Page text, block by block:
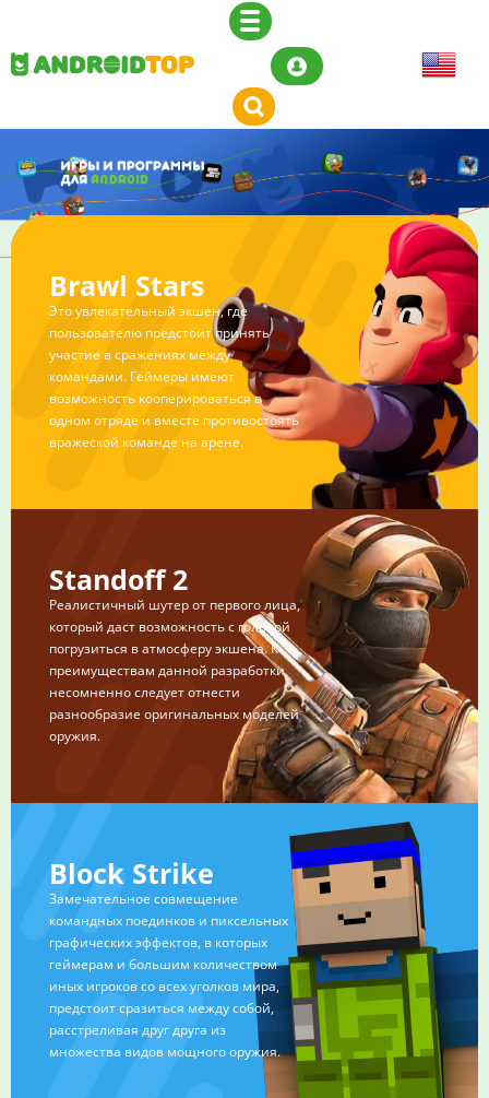
Brawl Stars
Это увлекательный экшен, где
пользователю предстоит принять
участие в сражениях между
командами. Геймеры имеют
возможность кооперироваться в
одном отряде и вместе противостоять
вражеской команде на арене.
Standoff 2
Реалистичный шутер от первого лица,
который даст возможность с головой
погрузиться в атмосферу экшена. К
преимуществам данной разработки
несомненно следует отнести
разнообразие оригинальных моделей
оружия.
Block Strike
Замечательное совмещение
командных поединков и пиксельных
графических эффектов, в которых
геймерам и большим количеством
иных игроков со всех уголков мира,
предстоит сразиться между собой,
расстреливая друг друга из
множества видов мощного оружия.